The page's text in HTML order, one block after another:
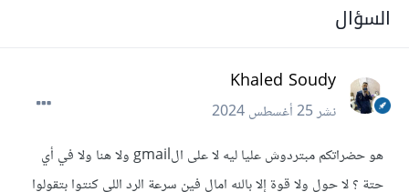
السؤال
Khaled Soudy
نشر25 أغسطس 2024
هو حضراتكم مبتردوش عليا ليه لا على الgmail ولا هنا ولا في أي
حتة ؟ لا حول ولا قوة إلا بالله امال فين سرعة الرد اللي كنتوا بتقولوا